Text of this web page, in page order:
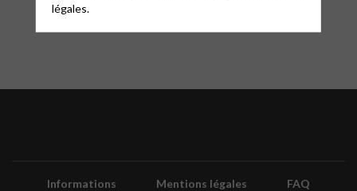
Informations Mentions légales FAQ
légales.